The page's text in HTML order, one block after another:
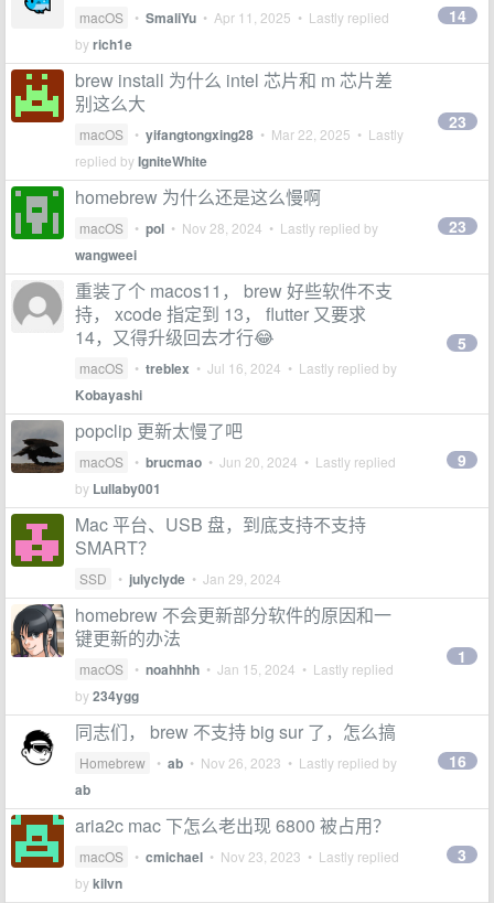
macOS • SmaliYu • Apr 11, 2025 • Lastly replied
byrich1e
14
brew install 为什么 intel 芯片和 m 芯片差
别这么大
macOS • yifangtongxing28 • Mar 22, 2025 • Lastly
replied byIgniteWhite
23
homebrew 为什么还是这么慢啊
macOS • pol • Nov 28, 2024 • Lastly replied by
wangweei
23
重装了个 macos11， brew 好些软件不支
持， xcode 指定到 13， flutter 又要求
14，又得升级回去才行😂
macOS • treblex • Jul 16, 2024 • Lastly replied by
Kobayashi
5
popclip 更新太慢了吧
macOS • brucmao • Jun 20, 2024 • Lastly replied
by Lullaby001
9
Mac 平台、USB 盘，到底支持不支持
SMART？
SSD • julyclyde • Jan 29, 2024
homebrew 不会更新部分软件的原因和一
键更新的办法
macOS • noahhhh • Jan 15, 2024 • Lastly replied
by234ygg
1
同志们， brew 不支持 big sur 了，怎么搞
Homebrew • ab • Nov 26, 2023 • Lastly replied by
ab
16
aria2c mac 下怎么老出现 6800 被占用？
macOS • cmichael • Nov 23, 2023 • Lastly replied
bykilvn
3